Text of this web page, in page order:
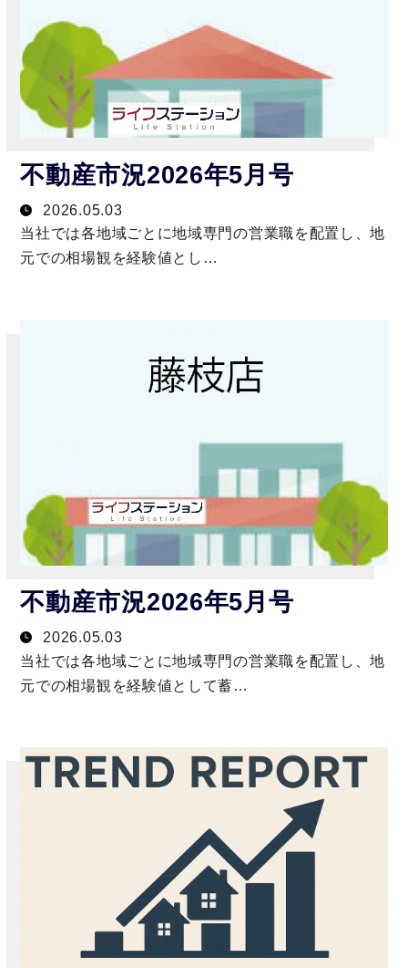
不動産市況2026年5月号
2026.05.03
当社では各地域ごとに地域専門の営業職を配置し、地
元での相場観を経験値とし…
不動産市況2026年5月号
2026.05.03
当社では各地域ごとに地域専門の営業職を配置し、地
元での相場観を経験値として蓄…